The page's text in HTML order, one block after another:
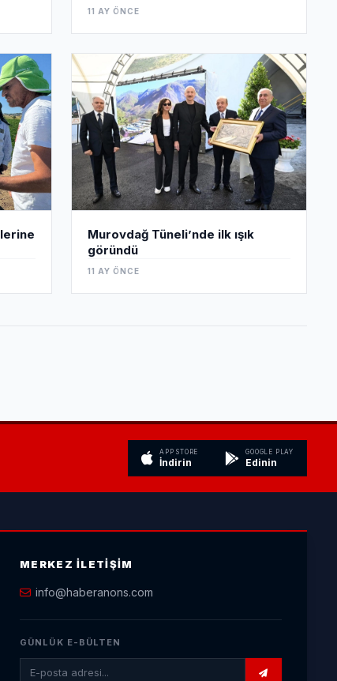
11 AY ÖNCE
Murovdağ Tüneli’nde ilk ışık
göründü
11 AY ÖNCE
APP STORE
İndirin
GOOGLE PLAY
Edinin
MERKEZ İLETIŞIM
info@haberanons.com
GÜNLÜK E-BÜLTEN